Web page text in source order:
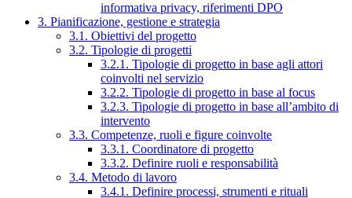
informativa privacy, riferimenti DPO
3. Pianificazione, gestione e strategia
3.1. Obiettivi del progetto
3.2. Tipologie di progetti
3.2.1. Tipologie di progetto in base agli attori
coinvolti nel servizio
3.2.2. Tipologie di progetto in base al focus
3.2.3. Tipologie di progetto in base all’ambito di
intervento
3.3. Competenze, ruoli e figure coinvolte
3.3.1. Coordinatore di progetto
3.3.2. Definire ruoli e responsabilità
3.4. Metodo di lavoro
3.4.1. Definire processi, strumenti e rituali